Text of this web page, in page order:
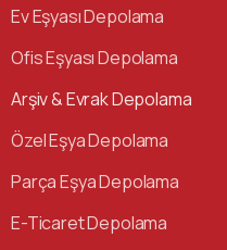
Ev Eşyası Depolama
Ofis Eşyası Depolama
Arşiv & Evrak Depolama
Özel Eşya Depolama
Parça Eşya Depolama
E-Ticaret Depolama